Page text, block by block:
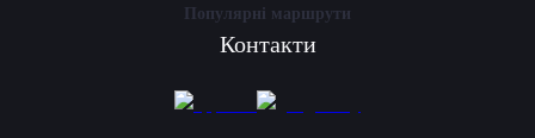
Популярні маршрути
Контакти